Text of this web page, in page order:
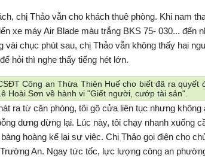
chị Thảo vẫn cho khách thuê phòng. Khi nam
xe máy Air Blade màu trắng BKS 75- 030... đến
vài chục phút sau, chị Thảo vẫn không thấy hai
hỏi thì nghe thấy tiếng hét lớn.
Công an Thừa Thiên Huế cho biết đã ra quyết
Hoài Sơn về hành vi "Giết người, cướp tài sản".
ra từ căn phòng, tôi gõ cửa liên tục nhưng
dưng dừng lại. Lúc này, tôi chạy nhanh xuống
hoàng kể lại sự việc. Chị Thảo gọi điện cho
An. Ngay tức tốc, lực lượng công an